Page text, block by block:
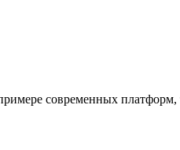
современных платформ,